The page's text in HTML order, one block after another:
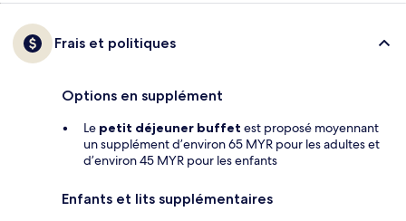
Frais et politiques
Options en supplément
Le petit déjeuner buffet est proposé moyennant
un supplément d’environ 65 MYR pour les adultes et
d’environ 45 MYR pour les enfants
Enfants et lits supplémentaires